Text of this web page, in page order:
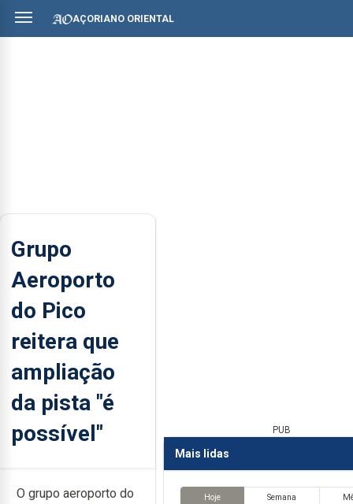
AÇORIANO ORIENTAL
Grupo
Aeroporto
do Pico
reitera que
ampliação
da pista "é
possível"
O grupo aeroporto do
PUB
Mais lidas
Hoje Semana